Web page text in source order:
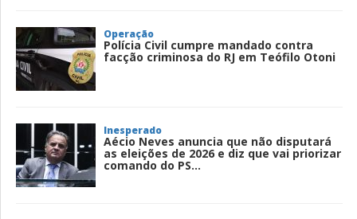
Operação
Polícia Civil cumpre mandado contra
facção criminosa do RJ em Teófilo Otoni
Inesperado
Aécio Neves anuncia que não disputará
as eleições de 2026 e diz que vai priorizar
comando do PS...